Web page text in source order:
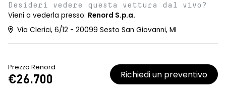
Desideri vedere questa vettura dal vivo?
Vieni a vederla presso: Renord S.p.a.
Via Clerici, 6/12 - 20099 Sesto San Giovanni, MI
Prezzo Renord
€26.700 Richiedi un preventivo